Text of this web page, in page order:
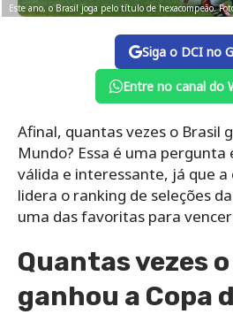
Este ano, o Brasil joga pelo título de hexacompeão.
Siga o DCI no
Entre no canal do
Afinal, quantas vezes o Brasil
Mundo? Essa é uma
válida e interessante, já que
lidera o ranking de seleções
uma das favoritas para
Quantas vezes
ganhou a Copa